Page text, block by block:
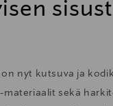
nyt kutsuva ja
materiaalit sekä